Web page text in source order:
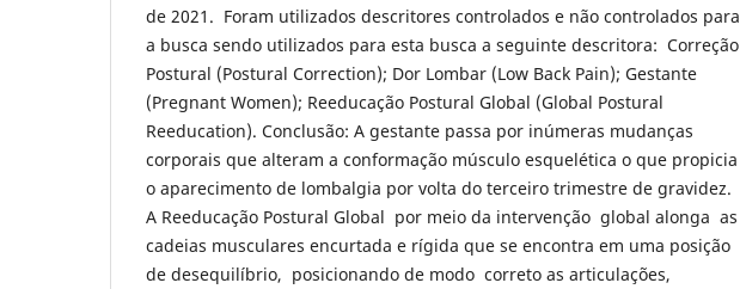
de 2021. Foram utilizados descritores controlados e não controlados para
a busca sendo utilizados para esta busca a seguinte descritora: Correção
Postural (Postural Correction); Dor Lombar (Low Back Pain); Gestante
(Pregnant Women); Reeducação Postural Global (Global Postural
Reeducation). Conclusão: A gestante passa por inúmeras mudanças
corporais que alteram a conformação músculo esquelética o que propicia
o aparecimento de lombalgia por volta do terceiro trimestre de gravidez.
A Reeducação Postural Global por meio da intervenção global alonga as
cadeias musculares encurtada e rígida que se encontra em uma posição
de desequilíbrio, posicionando de modo correto as articulações,